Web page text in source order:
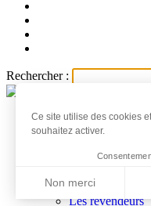
Rechercher :
Accueil
Les produits et
Les producteurs
Les revendeurs
Ce site utilise des cookies
souhaitez activer.
Non merci